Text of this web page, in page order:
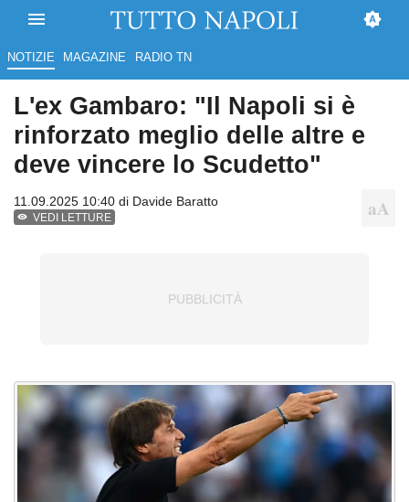
NOTIZIE MAGAZINE RADIO TN
L'ex Gambaro: "Il Napoli si è
rinforzato meglio delle altre e
deve vincere lo Scudetto"
11.09.2025 10:40 di Davide Baratto
VEDI LETTURE